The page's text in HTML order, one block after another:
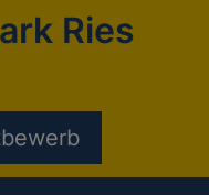
Ries